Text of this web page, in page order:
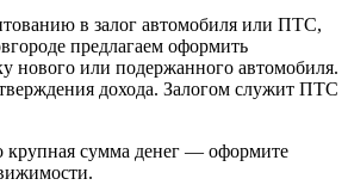
в залог автомобиля или ПТС,
предлагаем оформить
нового или подержанного автомобиля.
дохода. Залогом служит ПТС
крупная сумма денег — оформите